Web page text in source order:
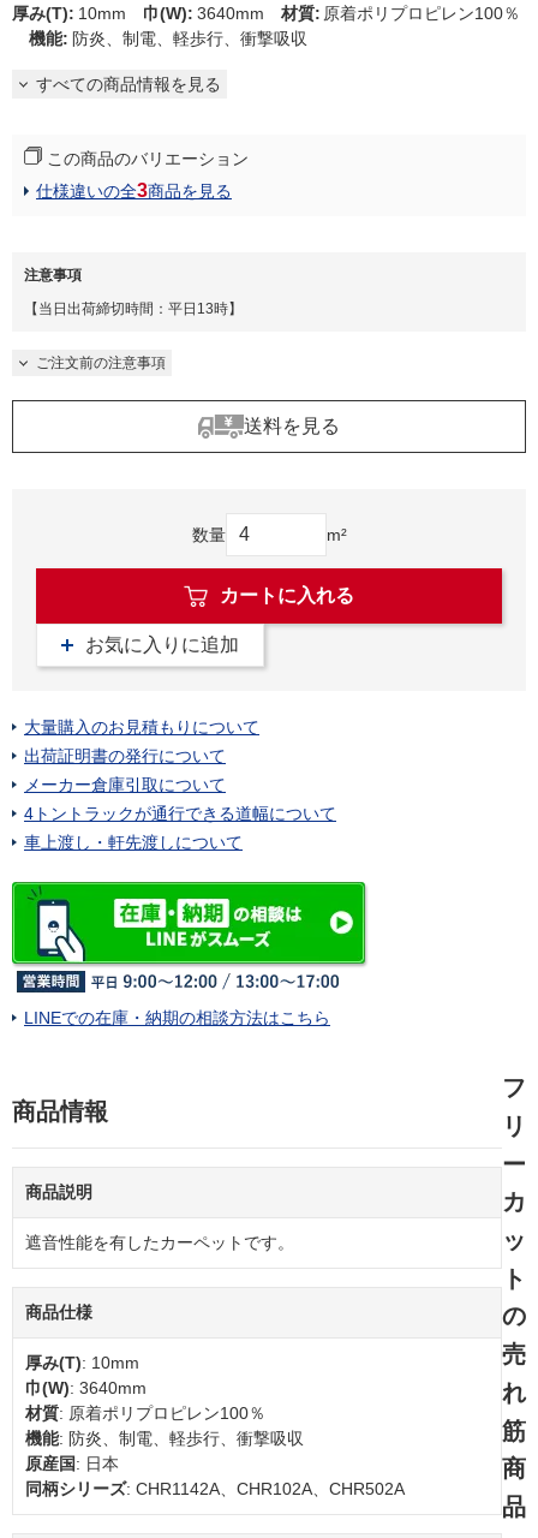
厚み(T): 10mm 巾(W): 3640mm 材質: 原着ポリプロピレン100％
機能: 防炎、制電、軽歩行、衝撃吸収
すべての商品情報を見る
この商品のバリエーション
仕様違いの全3商品を見る
注意事項
【当日出荷締切時間：平日13時】
ご注文前の注意事項
送料を見る
数量 m²
カートに入れる
お気に入りに追加
大量購入のお見積もりについて
出荷証明書の発行について
メーカー倉庫引取について
4トントラックが通行できる道幅について
車上渡し・軒先渡しについて
LINEでの在庫・納期の相談方法はこちら
商品情報
商品説明
遮音性能を有したカーペットです。
商品仕様
厚み(T): 10mm
巾(W): 3640mm
材質: 原着ポリプロピレン100％
機能: 防炎、制電、軽歩行、衝撃吸収
原産国: 日本
同柄シリーズ: CHR1142A、CHR102A、CHR502A
フ
リ
ー
カ
ッ
ト
の
売
れ
筋
商
品